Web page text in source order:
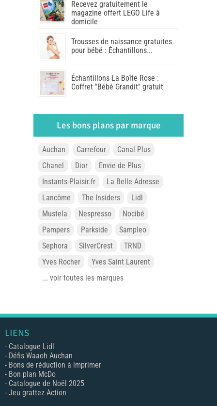
Recevez gratuitement le
magazine offert LEGO Life à
domicile
Trousses de naissance gratuites
pour bébé : Échantillons...
Échantillons La Boîte Rose :
Coffret "Bébé Grandit" gratuit
Les bons plans par marque
Auchan Carrefour
Canal Plus
Chanel
Dior
Envie de Plus
Instants-Plaisir.fr
La Belle Adresse
Lancôme
The Insiders
Lidl
Mustela
Nespresso
Nocibé
Pampers
Parkside
Sampleo
Sephora
SilverCrest
TRND
Yves Rocher
Yves Saint Laurent
... voir toutes les marques
LIENS
- Catalogue Lidl
- Défis Waaoh Auchan
- Bons de réduction à imprimer
- Bon plan McDo
- Catalogue de Noël 2025
- Jeu grattez Action